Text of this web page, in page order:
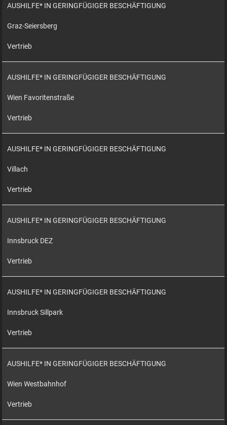
AUSHILFE* IN GERINGFÜGIGER BESCHÄFTIGUNG
Graz-Seiersberg
Vertrieb
AUSHILFE* IN GERINGFÜGIGER BESCHÄFTIGUNG
Wien Favoritenstraße
Vertrieb
AUSHILFE* IN GERINGFÜGIGER BESCHÄFTIGUNG
Villach
Vertrieb
AUSHILFE* IN GERINGFÜGIGER BESCHÄFTIGUNG
Innsbruck DEZ
Vertrieb
AUSHILFE* IN GERINGFÜGIGER BESCHÄFTIGUNG
Innsbruck Sillpark
Vertrieb
AUSHILFE* IN GERINGFÜGIGER BESCHÄFTIGUNG
Wien Westbahnhof
Vertrieb